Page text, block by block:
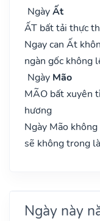
NgàyẤt
ẤT bất tải thực
Ngay can Ất
ngàn gốc không
Ngày Mão
MÃO bất xuyên
hương
Ngày Mão
sẽ không trong
Ngày này